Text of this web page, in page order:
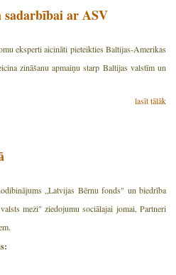
sadarbībai ar ASV
eksperti aicināti pieteikties Baltijas-Amerikas
zināšanu apmaiņu starp Baltijas valstīm un
lasīt tālāk
„Latvijas Bērnu fonds" un biedrība
meži" ziedojumu sociālajai jomai, Partneri